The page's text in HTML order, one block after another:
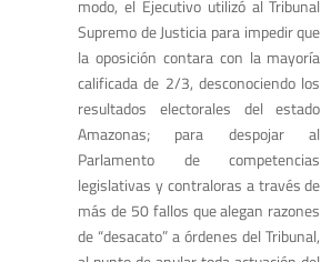
modo, el Ejecutivo utilizó al Tribunal
Supremo de Justicia para impedir que
la oposición contara con la mayoría
calificada de 2/3, desconociendo los
resultados electorales del estado
Amazonas; para despojar al
Parlamento de competencias
legislativas y contraloras a través de
más de 50 fallos que alegan razones
de “desacato” a órdenes del Tribunal,